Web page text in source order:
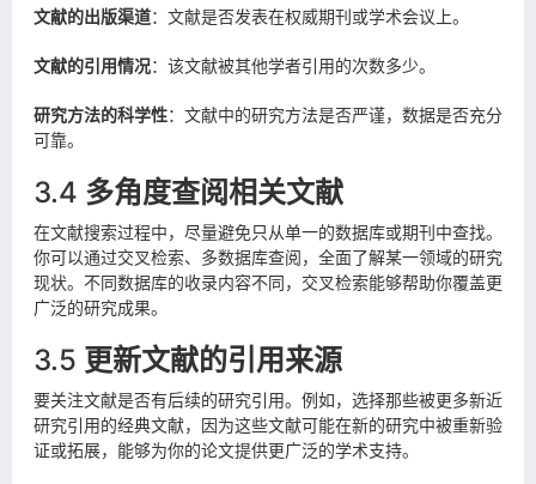
文献的出版渠道：文献是否发表在权威期刊或学术会议上。
文献的引用情况：该文献被其他学者引用的次数多少。
研究方法的科学性：文献中的研究方法是否严谨，数据是否充分
可靠。
3.4 多角度查阅相关文献
在文献搜索过程中，尽量避免只从单一的数据库或期刊中查找。
你可以通过交叉检索、多数据库查阅，全面了解某一领域的研究
现状。不同数据库的收录内容不同，交叉检索能够帮助你覆盖更
广泛的研究成果。
3.5 更新文献的引用来源
要关注文献是否有后续的研究引用。例如，选择那些被更多新近
研究引用的经典文献，因为这些文献可能在新的研究中被重新验
证或拓展，能够为你的论文提供更广泛的学术支持。